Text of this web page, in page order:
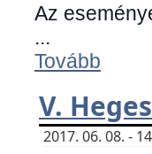
Az
...
Tovább
V.
2017. 06. 08. -